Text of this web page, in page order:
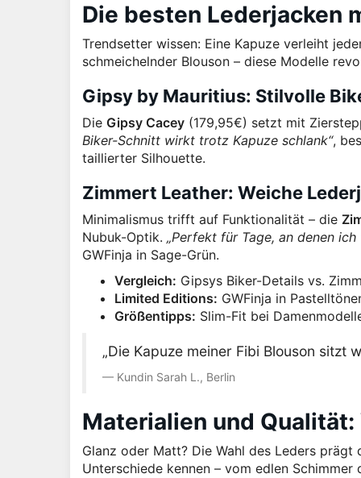
Die besten Lederjacken
Trendsetter wissen: Eine Kapuze verleiht
schmeichelnder Blouson – diese Modelle
Gipsy by Mauritius: Stilvolle
Die Gipsy Cacey (179,95€) setzt mit
Biker-Schnitt wirkt trotz Kapuze schlank“,
taillierter Silhouette.
Zimmert Leather: Weiche
Minimalismus trifft auf Funktionalität – die
Nubuk-Optik. „Perfekt für Tage, an denen
GWFinja in Sage-Grün.
Vergleich: Gipsys Biker-Details vs.
Limited Editions: GWFinja in
Größentipps: Slim-Fit bei
„Die Kapuze meiner Fibi Blouson sitzt
Kundin Sarah L., Berlin
Materialien und
Glanz oder Matt? Die Wahl des Leders
Unterschiede kennen – vom edlen